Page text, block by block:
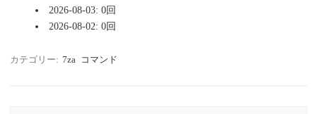
2026-08-03: 0回
2026-08-02: 0回
カテゴリー: 7za コマンド